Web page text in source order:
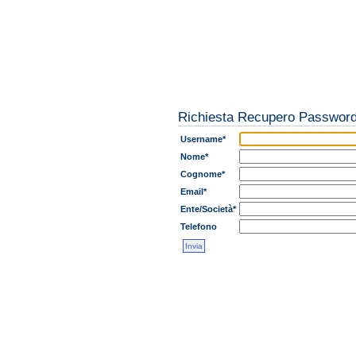
Richiesta Recupero
Username*
Nome*
Cognome*
Email*
Ente/Società*
Telefono